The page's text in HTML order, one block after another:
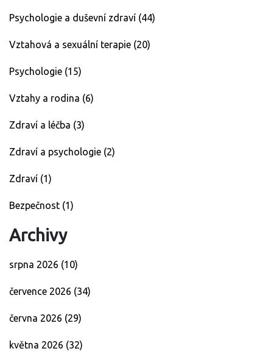
Psychologie a duševní zdraví (44)
Vztahová a sexuální terapie (20)
Psychologie (15)
Vztahy a rodina (6)
Zdraví a léčba (3)
Zdraví a psychologie (2)
Zdraví (1)
Bezpečnost (1)
Archivy
srpna 2026 (10)
července 2026 (34)
června 2026 (29)
května 2026 (32)